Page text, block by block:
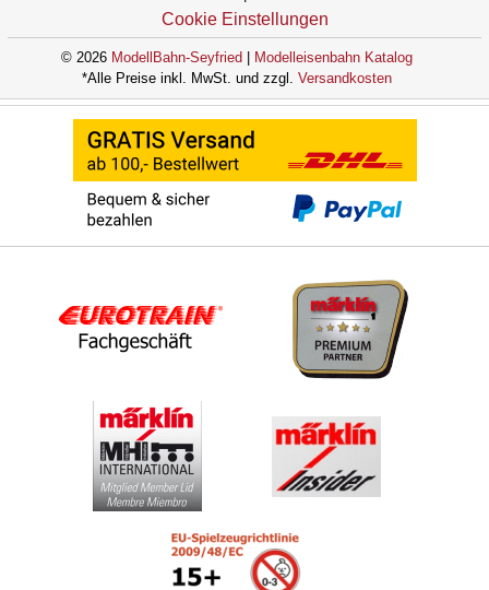
Cookie Einstellungen
© 2026 ModellBahn-Seyfried
Modelleisenbahn Katalog
*Alle Preise inkl. MwSt. und zzgl. Versandkosten